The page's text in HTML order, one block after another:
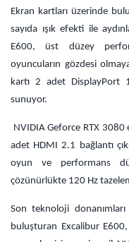
Ekran kartları üzerinde
sayıda ışık efekti ile
E600, üst düzey
oyuncuların gözdesi
kartı 2 adet DisplayPort
sunuyor.
NVIDIA Geforce RTX
adet HDMI 2.1 bağlantı
oyun ve performans
çözünürlükte 120 Hz
Son teknoloji
buluşturan Excalibur